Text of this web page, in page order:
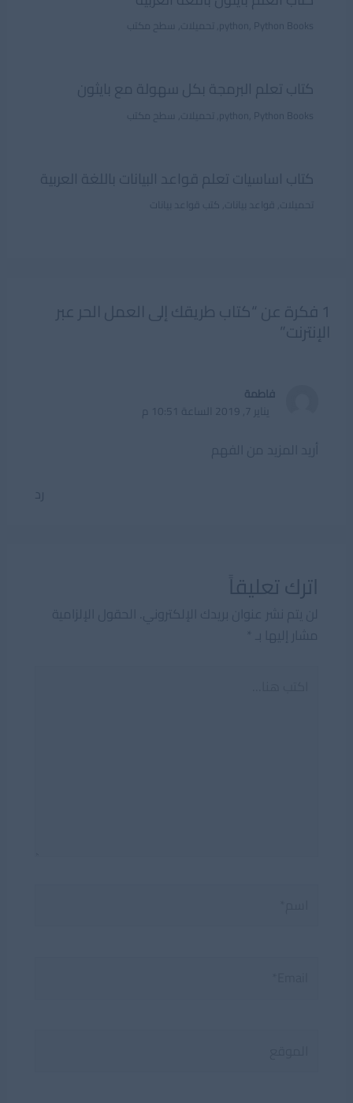
python Python Books تحميلات سطح مكتب
كتاب تعلم البرمجة بكل سهولة مع بايثون
python Python Books تحميلات سطح مكتب
كتاب اساسيات تعلم قواعد البيانات باللغة العربية
تحميلات قواعد بيانات كتب قواعد بيانات
1 فكرة عن “كتاب طريقك إلى العمل الحر عبر
الإنترنت”
فاطمة
يناير 7, 2019 الساعة 10:51 م
رد
اترك تعليقاً